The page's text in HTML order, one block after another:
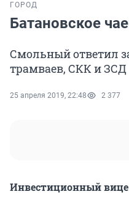
ГОРОД
Батановское
Смольный ответил
трамваев, СКК и ЗСД
25 апреля 2019, 22:48 2 377
Инвестиционный